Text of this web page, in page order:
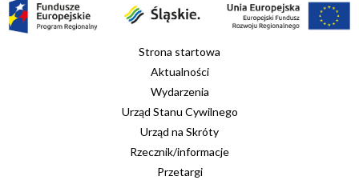
Strona startowa
Aktualności
Wydarzenia
Urząd Stanu Cywilnego
Urząd na Skróty
Rzecznik/informacje
Przetargi